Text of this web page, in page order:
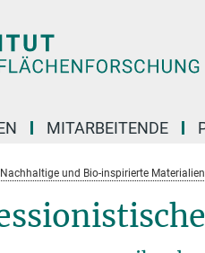
MITARBEITENDE
Nachhaltige und Bio-inspirierte Materialien